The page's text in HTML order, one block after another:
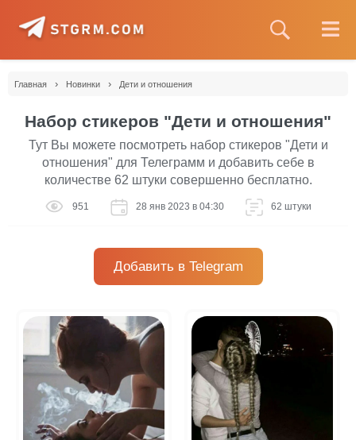
Главная › Новинки › Дети и отношения
Набор стикеров "Дети и отношения"
Тут Вы можете посмотреть набор стикеров "Дети и
отношения" для Телеграмм и добавить себе в
количестве 62 штуки совершенно бесплатно.
951 28 янв 2023 в 04:30 62 штуки
Добавить в Telegram